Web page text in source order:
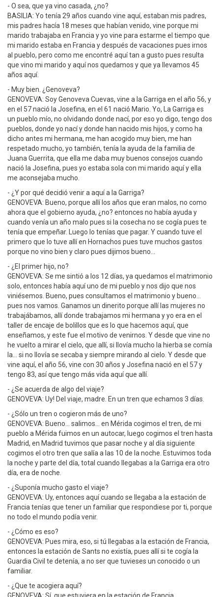
- O sea, que ya vino casada, ¿no?
BASILIA: Yo tenía 29 años cuando vine aquí, estaban mis padres,
mis padres hacía 18 meses que habían venido, vine porque mi
marido trabajaba en Francia y yo vine para estarme el tiempo que
mi marido estaba en Francia y después de vacaciones pues irnos
al pueblo, pero como me encontré aquí tan a gusto pues resulta
que vino mi marido y aquí nos quedamos y que ya llevamos 45
años aquí.
- Muy bien. ¿Genoveva?
GENOVEVA: Soy Genoveva Cuevas, vine a la Garriga en el año 56, y
en el 57 nació la Josefina, en el 61 nació Mario. Yo, La Garriga es
un pueblo mío, no olvidando donde nací, por eso yo digo, tengo dos
pueblos, donde yo nací y donde han nacido mis hijos, y como ha
dicho antes mi hermana, me han acogido muy bien, me han
respetado mucho, yo también, tenía la ayuda de la familia de
Juana Guerrita, que ella me daba muy buenos consejos cuando
nació la Josefina, pues yo estaba sola con mi marido aquí y ella
me aconsejaba mucho.
- ¿Y por qué decidió venir a aquí a la Garriga?
GENOVEVA: Bueno, porque allí los años que eran malos, no como
ahora que el gobierno ayuda, ¿no? entonces no había ayuda y
cuando venía un año malo pues si la cosecha no se cogía pues te
tenía que empeñar. Luego lo tenías que pagar. Y cuando tuve el
primero que lo tuve allí en Hornachos pues tuve muchos gastos
porque no vino bien y claro pues dijimos bueno...
- ¿El primer hijo, no?
GENOVEVA: Se me sintió a los 12 días, ya quedamos el matrimonio
solo, entonces había aquí uno de mi pueblo y nos dijo que nos
viniésemos. Bueno, pues consultamos el matrimonio y bueno...
pues nos vamos. Ganamos un dinerito porque allí las mujeres no
trabajábamos, allí donde trabajamos mi hermana y yo era en el
taller de encaje de bolillos que es lo que hacemos aquí, que
enseñamos, y este fue el motivo de venirnos. Y desde que vine no
he vuelto a mirar el cielo, que allí, si llovía mucho la hierba se comía
la... si no llovía se secaba y siempre mirando al cielo. Y desde que
vine aquí, el año 56, vine con 30 años y Josefina nació en el 57 y
tengo 83, así que tengo más vida aquí que allí.
- ¿Se acuerda de algo del viaje?
GENOVEVA: Uy! Del viaje, madre. En un tren que echamos 3 días.
- ¿Sólo un tren o cogieron más de uno?
GENOVEVA: Bueno... salimos... en Mérida cogimos el tren, de mi
pueblo a Mérida fuimos en un autocar, luego cogimos el tren hasta
Madrid, en Madrid tuvimos que pasar noche y al día siguiente
cogimos el otro tren que salía a las 10 de la noche. Estuvimos toda
la noche y parte del día, total cuando llegabas a la Garriga era otro
día, era de noche.
- ¿Suponía mucho gasto el viaje?
GENOVEVA: Uy, entonces aquí cuando se llegaba a la estación de
Francia tenías que tener un familiar que respondiese por ti, porque
no todo el mundo podía venir.
- ¿Cómo es eso?
GENOVEVA: Pues mira, eso, si tú llegabas a la estación de Francia,
entonces la estación de Sants no existía, pues allí si te cogía la
Guardia Civil te detenía, a no ser que tuvieses un conocido o un
familiar.
- ¿Que te acogiera aquí?
GENOVEVA: Sí, que estuviera en la estación de Francia